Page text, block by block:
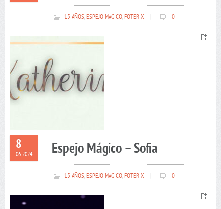
15 AÑOS,ESPEJO MAGICO,FOTERIX 0
8
06 2024 Espejo Mágico – Sofia
15 AÑOS,ESPEJO MAGICO,FOTERIX 0